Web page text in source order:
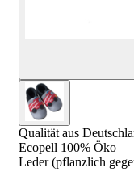
Qualität aus
Ecopell 100% Öko
Leder (pflanzlich